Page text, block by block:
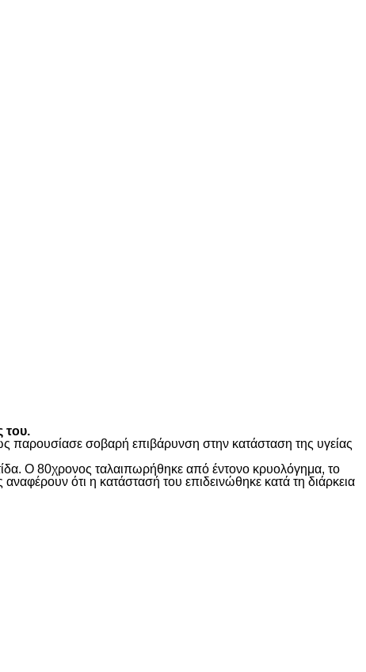
του.
παρουσίασε σοβαρή επιβάρυνση στην κατάσταση της υγείας
Ο 80χρονος ταλαιπωρήθηκε από έντονο κρυολόγημα, το
ότι η κατάστασή του επιδεινώθηκε κατά τη διάρκεια